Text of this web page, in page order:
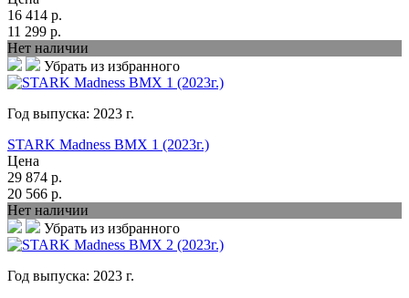
16 414 р.
11 299 р.
Нет наличии
Убрать из избранного
Год выпуска: 2023 г.
STARK Madness BMX 1 (2023г.)
Цена
29 874 р.
20 566 р.
Нет наличии
Убрать из избранного
Год выпуска: 2023 г.